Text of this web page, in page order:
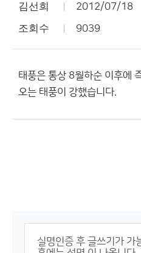
김선희 2012/07/18
조회수 9039
태풍은 통상 8월하순 이후에
오는 태풍이 강했습니다.